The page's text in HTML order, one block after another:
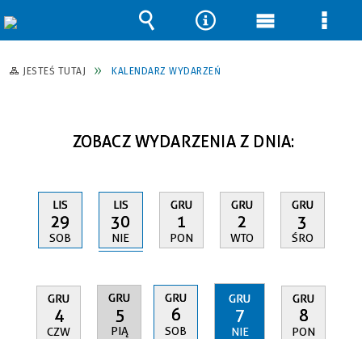
JESTEŚ TUTAJ KALENDARZ WYDARZEŃ
ZOBACZ WYDARZENIA Z DNIA:
LIS
29
SOB
LIS
30
NIE
GRU
1
PON
GRU
2
WTO
GRU
3
ŚRO
GRU
4
CZW
GRU
5
PIĄ
GRU
6
SOB
GRU
7
NIE
GRU
8
PON
Wyszukiwarka
Narzędzia
Menu Menu